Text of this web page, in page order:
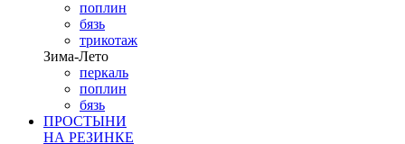
поплин
бязь
трикотаж
Зима-Лето
перкаль
поплин
бязь
ПРОСТЫНИ
НА РЕЗИНКЕ